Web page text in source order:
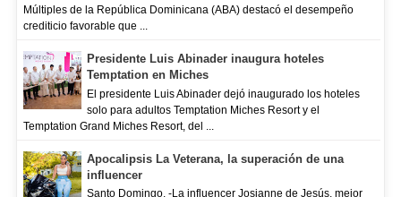
Múltiples de la República Dominicana (ABA) destacó el desempeño
crediticio favorable que ...
Presidente Luis Abinader inaugura hoteles
Temptation en Miches
El presidente Luis Abinader dejó inaugurado los hoteles
solo para adultos Temptation Miches Resort y el
Temptation Grand Miches Resort, del ...
Apocalipsis La Veterana, la superación de una
influencer
Santo Domingo. -La influencer Josianne de Jesús, mejor